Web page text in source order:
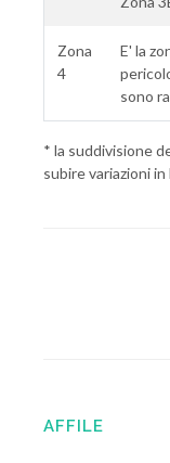
Zona
4
E' la
sono
* la suddivisione
subire variazioni
AFFILE